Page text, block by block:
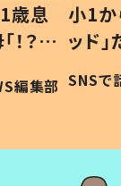
歳息
？」
編集部
小1か
ッド
作り
#令和
SNSで